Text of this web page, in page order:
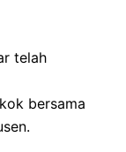
telah
bersama